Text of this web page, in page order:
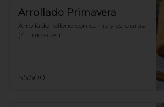
Arrollado Primavera
Arrollado relleno con carne y verduras
(4 unidades)
$5.500